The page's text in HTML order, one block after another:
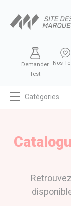
Demander
Test
Nos
Catégories
BIEN
HIGH-TECH